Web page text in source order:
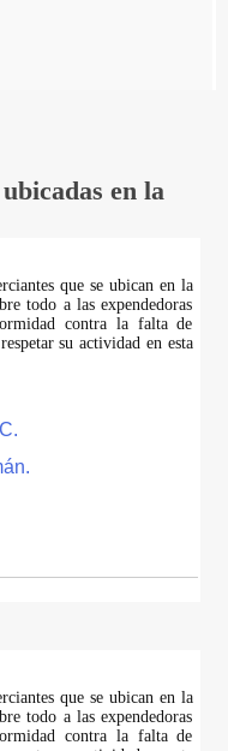
en la
que se ubican en la
todo a las expendedoras
contra la falta de
su actividad en esta
que se ubican en la
todo a las expendedoras
contra la falta de